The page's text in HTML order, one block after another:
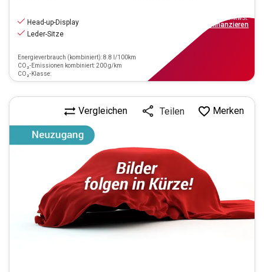
Head-up-Display
Leder-Sitze
Energieverbrauch (kombiniert): 8.8 l/100km
CO₂-Emissionen kombiniert: 200 g/km
CO₂-Klasse:
inkl.MwSt.
finanzieren
Vergleichen Teilen Merken